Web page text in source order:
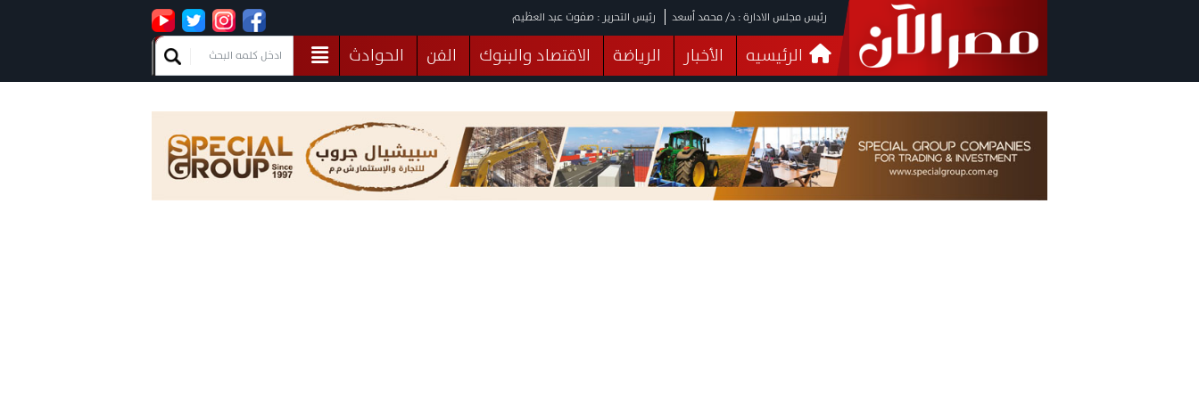
رئيس مجلس الادارة : د/ محمد أسعد رئيس التحرير : صفوت عبد العظيم
الرئيسيه الأخبار الرياضة الاقتصاد والبنوك الفن
الحوادث
فيديوهات
البرلمان صحة الثقافة خدمات منوعات